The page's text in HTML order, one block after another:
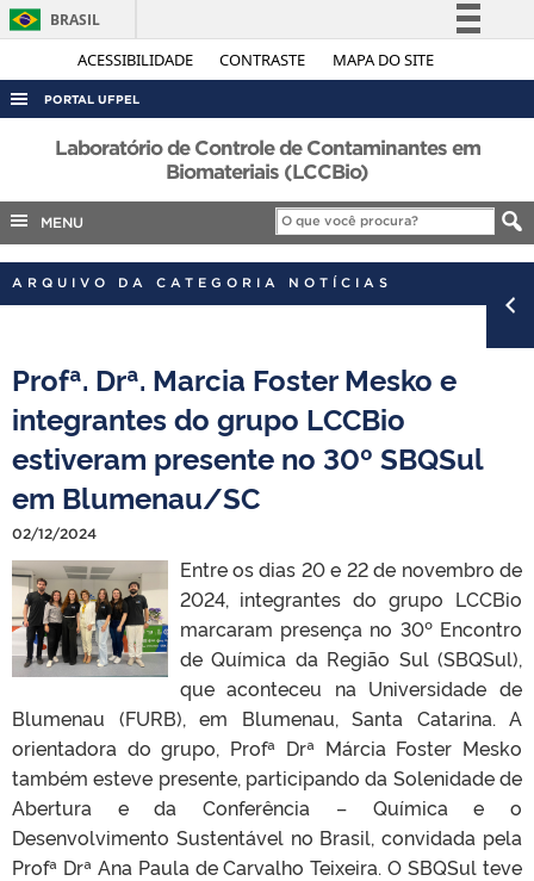
ACESSIBILIDADE CONTRASTE MAPA DO SITE
BRASIL
Simplifique!
Acesso à informação
Legislação
Canais
PORTAL UFPEL
ACESSO À INFORMAÇÃO
COBALTO
CONCURSOS
OUVIDORIA
PORTARIAS
TELEFONES
Laboratório de Controle de Contaminantes em
Biomateriais (LCCBio)
MENU
ARQUIVO DA CATEGORIA NOTÍCIAS
Profª. Drª. Marcia Foster Mesko e
integrantes do grupo LCCBio
estiveram presente no 30º SBQSul
em Blumenau/SC
02/12/2024
Entre os dias 20 e 22 de novembro de
2024, integrantes do grupo LCCBio
marcaram presença no 30º Encontro
de Química da Região Sul (SBQSul),
que aconteceu na Universidade de
Blumenau (FURB), em Blumenau, Santa Catarina. A
orientadora do grupo, Profª Drª Márcia Foster Mesko
também esteve presente, participando da Solenidade de
Abertura e da Conferência – Química e o
Desenvolvimento Sustentável no Brasil, convidada pela
Profª Drª Ana Paula de Carvalho Teixeira. O SBQSul teve